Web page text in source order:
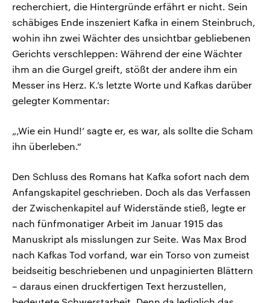
recherchiert, die Hintergründe erfährt er nicht. Sein
schäbiges Ende inszeniert Kafka in einem Steinbruch,
wohin ihn zwei Wächter des unsichtbar gebliebenen
Gerichts verschleppen: Während der eine Wächter
ihm an die Gurgel greift, stößt der andere ihm ein
Messer ins Herz. K.‘s letzte Worte und Kafkas darüber
gelegter Kommentar:
„‚Wie ein Hund!‘ sagte er, es war, als sollte die Scham
ihn überleben.“
Den Schluss des Romans hat Kafka sofort nach dem
Anfangskapitel geschrieben. Doch als das Verfassen
der Zwischenkapitel auf Widerstände stieß, legte er
nach fünfmonatiger Arbeit im Januar 1915 das
Manuskript als misslungen zur Seite. Was Max Brod
nach Kafkas Tod vorfand, war ein Torso von zumeist
beidseitig beschriebenen und unpaginierten Blättern
– daraus einen druckfertigen Text herzustellen,